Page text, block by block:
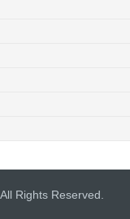
Rights Reserved.